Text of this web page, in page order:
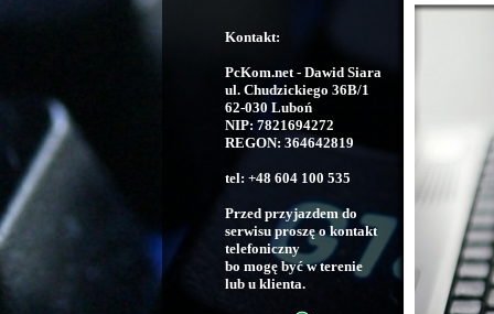
Kontakt:
PcKom.net - Dawid Siara
ul. Chudzickiego 36B/1
62-030 Luboń
NIP: 7821694272
REGON: 364642819
tel: +48 604 100 535
Przed przyjazdem do
serwisu proszę o kontakt
telefoniczny
bo mogę być w terenie
lub u klienta.